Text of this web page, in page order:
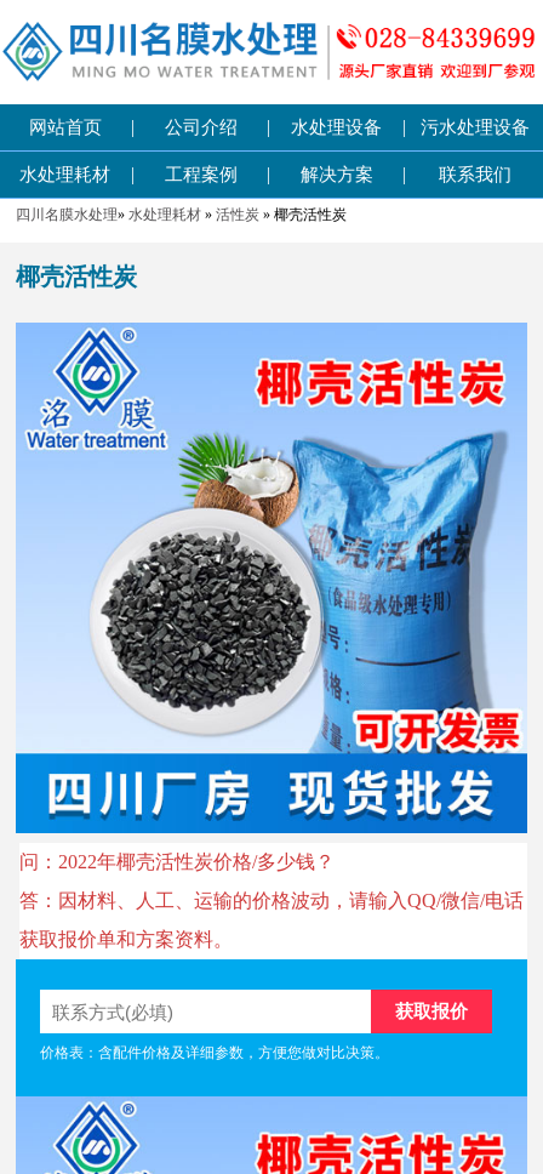
网站首页 | 公司介绍 | 水处理设备 | 污水处理设备
水处理耗材 | 工程案例 | 解决方案 | 联系我们
四川名膜水处理»水处理耗材 »活性炭 » 椰壳活性炭
椰壳活性炭
问：2022年椰壳活性炭价格/多少钱？
答：因材料、人工、运输的价格波动，请输入QQ/微信/电话
获取报价单和方案资料。
价格表：含配件价格及详细参数，方便您做对比决策。